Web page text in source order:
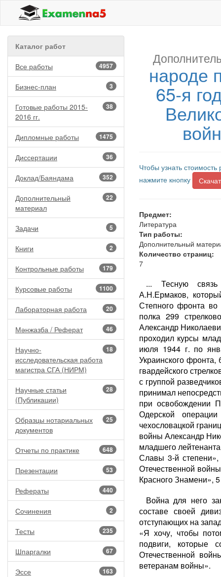
Каталог работ
4957
Все работы
3
Бизнес-план
38
Готовые работы 2015-
2016 гг.
1475
Дипломные работы
36
Диссертации
352
Доклад/Баяндама
22
Дополнительный
материал
5
Задачи
2
Книги
179
Контрольные работы
1100
Курсовые работы
20
Лабораторная работа
46
Мәнжазба / Реферат
18
Научно-
исследовательская работа
магистра СГА (НИРМ)
28
Научные статьи
(Публикации)
25
Образцы нотариальных
документов
648
Отчеты по практике
53
Презентации
440
Рефераты
2
Сочинения
235
Тесты
67
Шпаргалки
163
Эссе
народе
65-я
Чтобы узнать
нажмите кнопку
Предмет:
Литература
Тип работы:
Дополнительный
Количество страниц:
7
... Тесную
А.Н.Ермаков,
Степного фронта во
полка 299
Александр
проходил курсы
июля 1944 г. по
Украинского фронта,
гвардейского
с группой
принимал
при освобождении
Одерской
чехословацкой
войны Александр
младшего
Славы 3-й
Отечественной
Красного Знамени»,
Война для него
составе своей
отступающих на
«Я хочу, чтобы
подвиги, которые
Отечественной
ветеранам войны».